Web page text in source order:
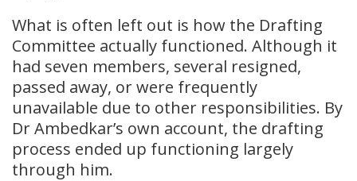
What is often left out is how the Drafting
Committee actually functioned. Although it
had seven members, several resigned,
passed away, or were frequently
unavailable due to other responsibilities. By
Dr Ambedkar’s own account, the drafting
process ended up functioning largely
through him.